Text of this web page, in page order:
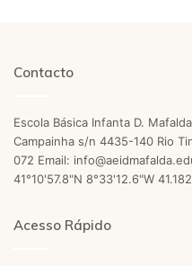
Contacto
Escola Básica Infanta D.
Campainha s/n 4435-140 Rio
072 Email:
41°10'57.8"N 8°33'12.6"W
Acesso Rápido